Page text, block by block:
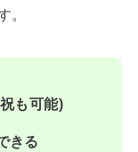
。
も可能)
きる